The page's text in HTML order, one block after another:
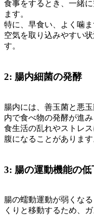
食事をするとき、一緒
ます。
特に、早食い、よく噛
空気を取り込みやすい
す。
2: 腸内細菌の発酵
腸内には、善玉菌と悪
内で食べ物の発酵が進
食生活の乱れやストレ
腹になることがあります
3: 腸の運動機能の低
腸の蠕動運動が弱くな
くりと移動するため、